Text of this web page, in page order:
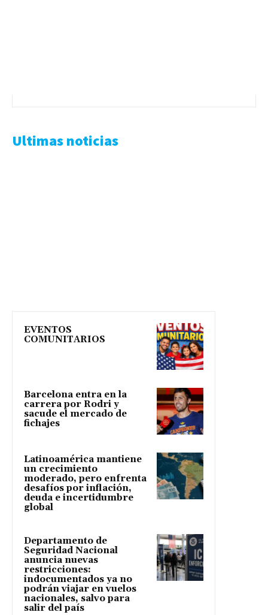
Ultimas noticias
EVENTOS
COMUNITARIOS
Barcelona entra en la
carrera por Rodri y
sacude el mercado de
fichajes
Latinoamérica mantiene
un crecimiento
moderado, pero enfrenta
desafíos por inflación,
deuda e incertidumbre
global
Departamento de
Seguridad Nacional
anuncia nuevas
restricciones:
indocumentados ya no
podrán viajar en vuelos
nacionales, salvo para
salir del país